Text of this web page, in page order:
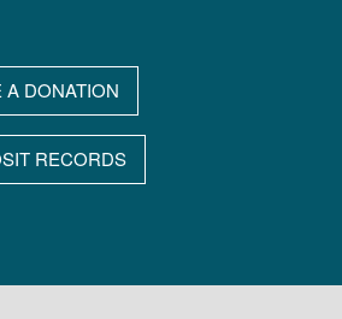
A DONATION
RECORDS